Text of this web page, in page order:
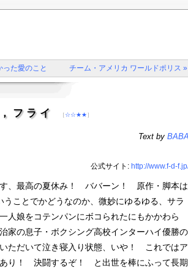
た愛のこと チーム・アメリカ ワールドポリス »
フライ ［ ☆☆★★ ］
Text by
公式サイト: http://www.f-d-
、最高の夏休み！ ババーン！ 原作・脚本は
うことでかどうなのか、微妙にゆるゆる、サラ
人娘をコテンパンにボコられたにもかかわら
家の息子・ボクシング高校インターハイ優勝の
ただいて泣き寝入り状態、いや！ これではア
り！ 決闘するぞ！ と出世を棒にふって長期